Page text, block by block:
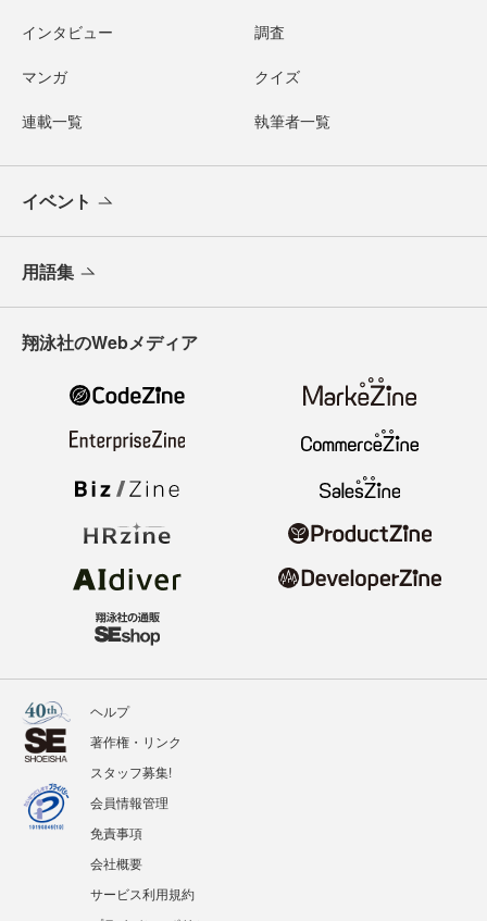
インタビュー 調査
マンガ クイズ
連載一覧 執筆者一覧
イベント
用語集
翔泳社のWebメディア
ヘルプ
著作権・リンク
スタッフ募集!
会員情報管理
免責事項
会社概要
サービス利用規約